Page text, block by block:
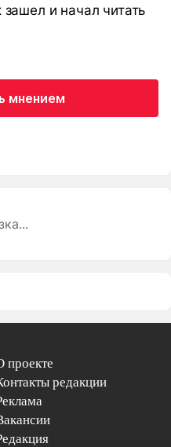
и начал читать
мнением
проекте
редакции